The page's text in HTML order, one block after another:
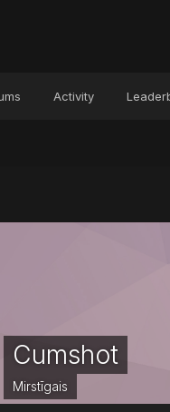
Activity
Cumshot
Mirstīgais